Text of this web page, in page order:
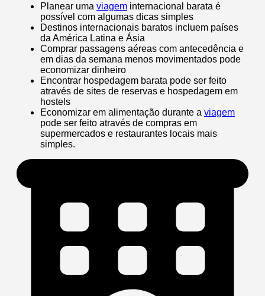
Planear uma viagem internacional barata é
possível com algumas dicas simples
Destinos internacionais baratos incluem países
da América Latina e Ásia
Comprar passagens aéreas com antecedência e
em dias da semana menos movimentados pode
economizar dinheiro
Encontrar hospedagem barata pode ser feito
através de sites de reservas e hospedagem em
hostels
Economizar em alimentação durante a viagem
pode ser feito através de compras em
supermercados e restaurantes locais mais
simples.